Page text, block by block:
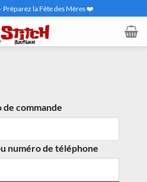
Préparez la Fête des Mères ❤️
de commande
numéro de téléphone